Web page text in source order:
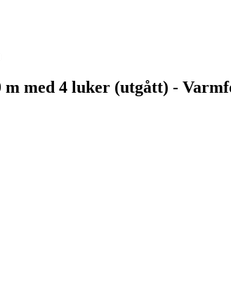
m med 4 luker (utgått) -